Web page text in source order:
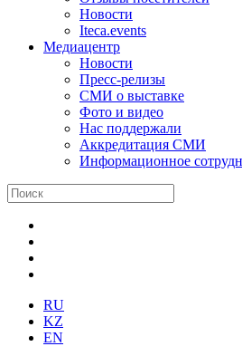
Новости
Iteca.events
Медиацентр
Новости
Пресс-релизы
СМИ о выставке
Фото и видео
Нас поддержали
Аккредитация СМИ
Информационное
RU
KZ
EN